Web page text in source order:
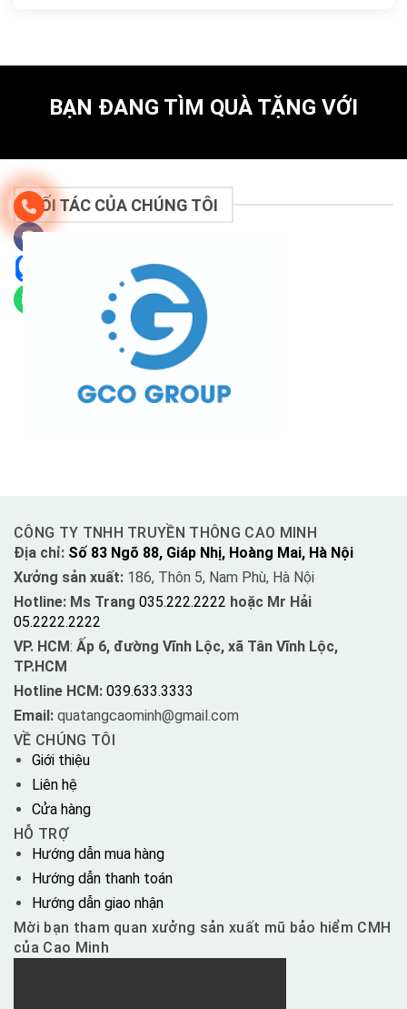
BẠN ĐANG TÌM QUÀ TẶNG VỚI
ĐỐI TÁC CỦA CHÚNG TÔI
CÔNG TY TNHH TRUYỀN THÔNG CAO MINH
Địa chỉ: Số 83 Ngõ 88, Giáp Nhị, Hoàng Mai, Hà Nội
Xưởng sản xuất: 186, Thôn 5, Nam Phù, Hà Nội
Hotline: Ms Trang 035.222.2222 hoặc Mr Hải
05.2222.2222
VP. HCM: Ấp 6, đường Vĩnh Lộc, xã Tân Vĩnh Lộc,
TP.HCM
Hotline HCM: 039.633.3333
Email: quatangcaominh@gmail.com
VỀ CHÚNG TÔI
Giới thiệu
Liên hệ
Cửa hàng
HỖ TRỢ
Hướng dẫn mua hàng
Hướng dẫn thanh toán
Hướng dẫn giao nhận
Mời bạn tham quan xưởng sản xuất mũ bảo hiểm CMH
của Cao Minh